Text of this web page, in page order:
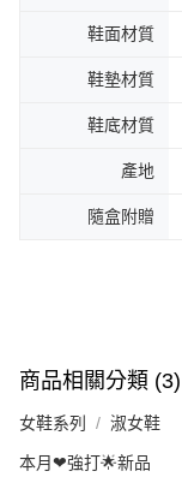
鞋面材質
鞋墊材質
鞋底材質
產地
隨盒附贈
商品相關分類 (3)
女鞋系列 淑女鞋
本月❤強打🌟新品